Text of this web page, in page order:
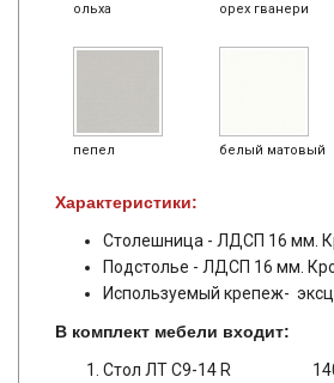
ольха орех гванери
пепел белый матовый
Характеристики:
Столешница - ЛДСП 16 мм.
Подстолье - ЛДСП 16 мм.
Используемый крепеж-
В комплект мебели входит:
Стол ЛТ C9-14 R